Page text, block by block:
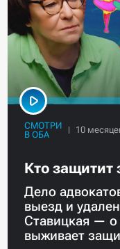
СМОТРИ
В ОБА
Кто защитит
Дело
выезд и
Ставицкая — о
выживает